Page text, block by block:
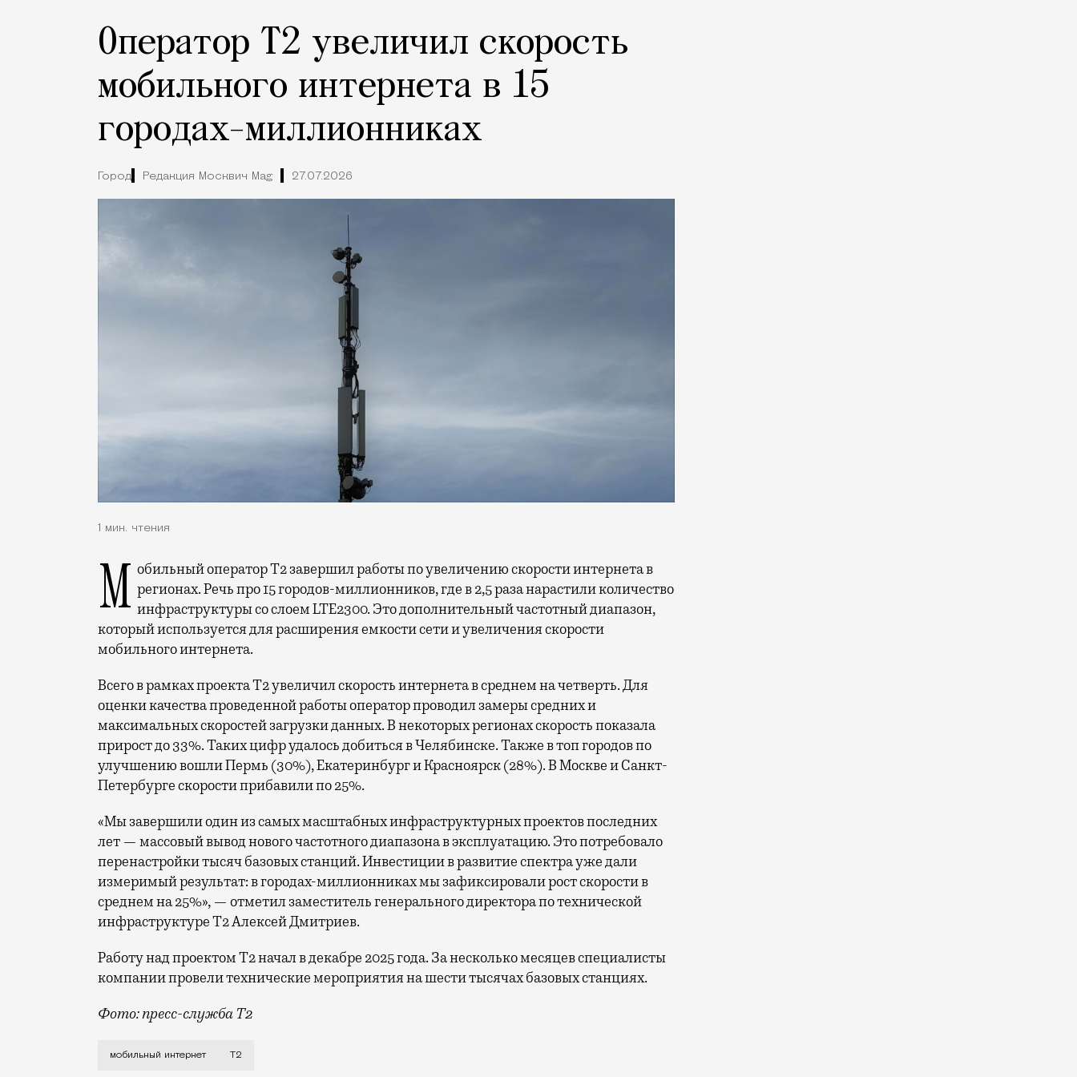
Оператор Т2 увеличил скорость
мобильного интернета в 15
городах-миллионниках
Город Редакция Москвич Mag 27.07.2026
1 мин. чтения
Мобильный оператор Т2 завершил работы по увеличению скорости интернета в регионах. Речь про 15 городов-миллионников, где в 2,5 раза нарастили количество
инфраструктуры со слоем LTE2300. Это дополнительный частотный диапазон,
который используется для расширения емкости сети и увеличения скорости
мобильного интернета.
Всего в рамках проекта Т2 увеличил скорость интернета в среднем на четверть. Для
оценки качества проведенной работы оператор проводил замеры средних и
максимальных скоростей загрузки данных. В некоторых регионах скорость показала
прирост до 33%. Таких цифр удалось добиться в Челябинске. Также в топ городов по
улучшению вошли Пермь (30%), Екатеринбург и Красноярск (28%). В Москве и Санкт-
Петербурге скорости прибавили по 25%.
«Мы завершили один из самых масштабных инфраструктурных проектов последних
лет — массовый вывод нового частотного диапазона в эксплуатацию. Это потребовало
перенастройки тысяч базовых станций. Инвестиции в развитие спектра уже дали
измеримый результат: в городах-миллионниках мы зафиксировали рост скорости в
среднем на 25%», — отметил заместитель генерального директора по технической
инфраструктуре Т2 Алексей Дмитриев.
Работу над проектом Т2 начал в декабре 2025 года. За несколько месяцев специалисты
компании провели технические мероприятия на шести тысячах базовых станциях.
Фото: пресс-служба Т2
Мобильный оператор Т2 завершил работы по увеличению скорости интернета в регионах. Речь про 15 городов-миллионников, где в 2,5 раза
мобильный интернет Т2